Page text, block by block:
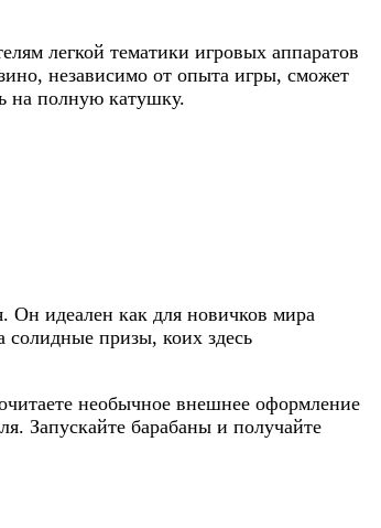
легкой тематики игровых аппаратов
независимо от опыта игры, сможет
на полную катушку.
Он идеален как для новичков мира
призы, коих здесь
необычное внешнее оформление
Запускайте барабаны и получайте